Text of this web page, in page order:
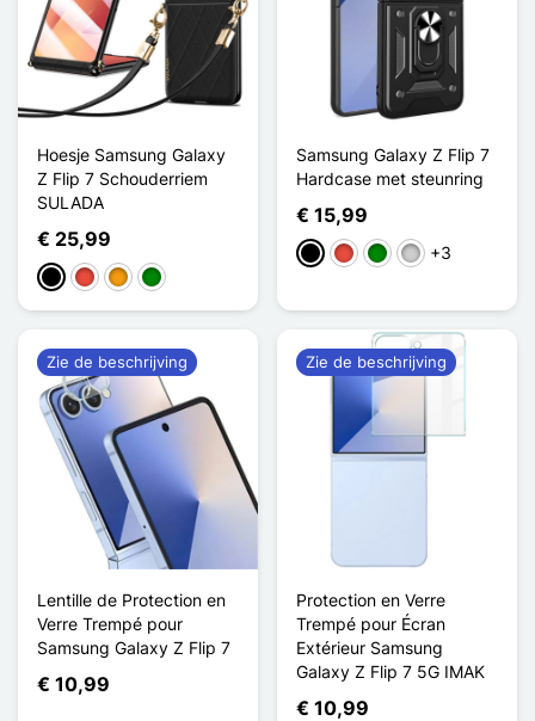
Hoesje Samsung Galaxy
Z Flip 7 Schouderriem
SULADA
€ 25,99
ZwartRoodOranjeGroen
Samsung Galaxy Z Flip 7
Hardcase met steunring
€ 15,99
ZwartRoodGroenZilver+3
Lentille de Protection en
Verre Trempé pour
Samsung Galaxy Z Flip 7
€ 10,99
Zie de beschrijving
Protection en Verre
Trempé pour Écran
Extérieur Samsung
Galaxy Z Flip 7 5G IMAK
€ 10,99
Zie de beschrijving